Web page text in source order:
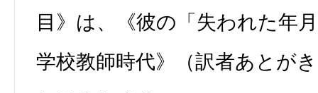
目》は、《彼の「失われた年
学校教師時代》（訳者あとが